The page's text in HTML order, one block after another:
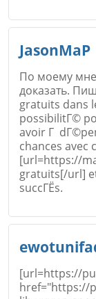
Email
Коментар
JasonMaP
По моему
доказать.
gratuits dans
possibilitГ©
avoir Г
chances avec
[url=https://
gratuits[/url]
succГЁs.
[url=https://
href="https://